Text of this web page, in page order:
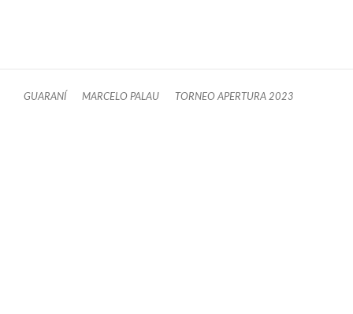
GUARANÍ MARCELO PALAU TORNEO APERTURA 2023